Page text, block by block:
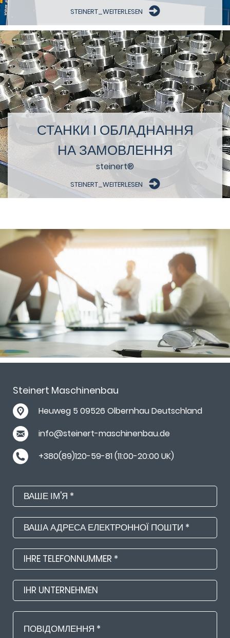
STEINERT_WEITERLESEN
СТАНКИ І ОБЛАДНАННЯ
НА ЗАМОВЛЕННЯ
steinert®
STEINERT_WEITERLESEN
Steinert Maschinenbau
Heuweg 5 09526 Olbernhau Deutschland
info@steinert-maschinenbau.de
+380(89)120-59-81 (11:00-20:00 UK)
Ваше
ім'я
Ваша
адреса
електронної
пошти
Ihre
Telefonnummer
Unternehmen